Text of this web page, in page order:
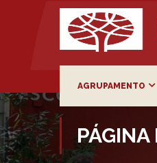
AGRUPAMENTO